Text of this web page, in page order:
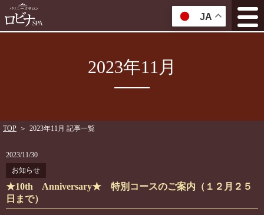
2023年11月
TOP ＞ 2023年11月 記事一覧
2023/11/30
お知らせ
★10th Anniversary★ 特別コースのご案内（１２月２５
日まで）
JA